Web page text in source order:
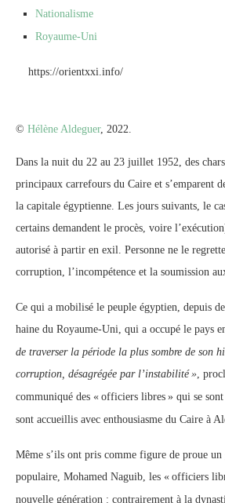
Nationalisme
Royaume-Uni
https://orientxxi.info/
© Hélène Aldeguer, 2022.
Dans la nuit du 22 au 23 juillet 1952, des
principaux carrefours du Caire et s’emparent
la capitale égyptienne. Les jours suivants, le
certains demandent le procès, voire
autorisé à partir en exil. Personne ne le
corruption, l’incompétence et la soumission
Ce qui a mobilisé le peuple égyptien, depuis
haine du Royaume-Uni, qui a occupé le pays
de traverser la période la plus sombre de son
corruption, désagrégée par l’instabilité »,
communiqué des « officiers libres » qui se
sont accueillis avec enthousiasme du Caire à
Même s’ils ont pris comme figure de proue un
populaire, Mohamed Naguib, les « officiers
nouvelle génération : contrairement à la